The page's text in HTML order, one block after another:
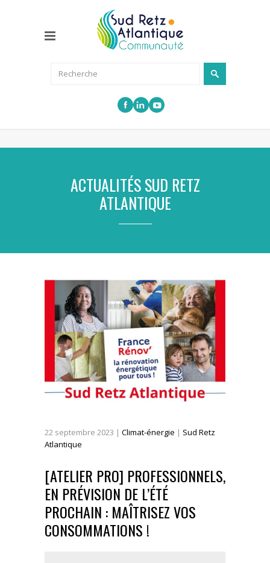
ACTUALITÉS SUD RETZ
ATLANTIQUE
22 septembre 2023 | Climat-énergie | Sud Retz
Atlantique
[ATELIER PRO] PROFESSIONNELS,
EN PRÉVISION DE L’ÉTÉ
PROCHAIN : MAÎTRISEZ VOS
CONSOMMATIONS !